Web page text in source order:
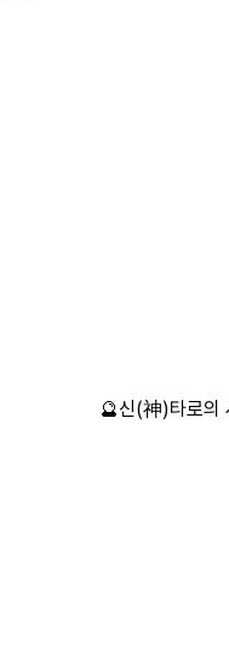
🔮신(神)타로의